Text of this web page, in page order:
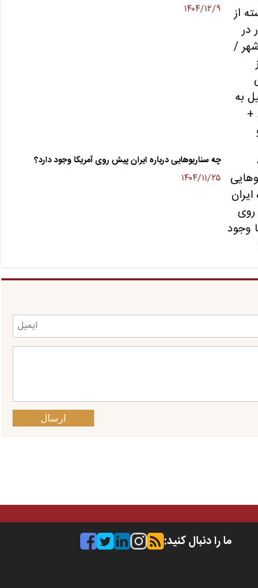
۱۴۰۴/۱۲/۹
چه سناریوهایی درباره ایران پیش روی آمریکا وجود دارد؟
۱۴۰۴/۱۱/۲۵
ارسال
ما را دنبال کنید: